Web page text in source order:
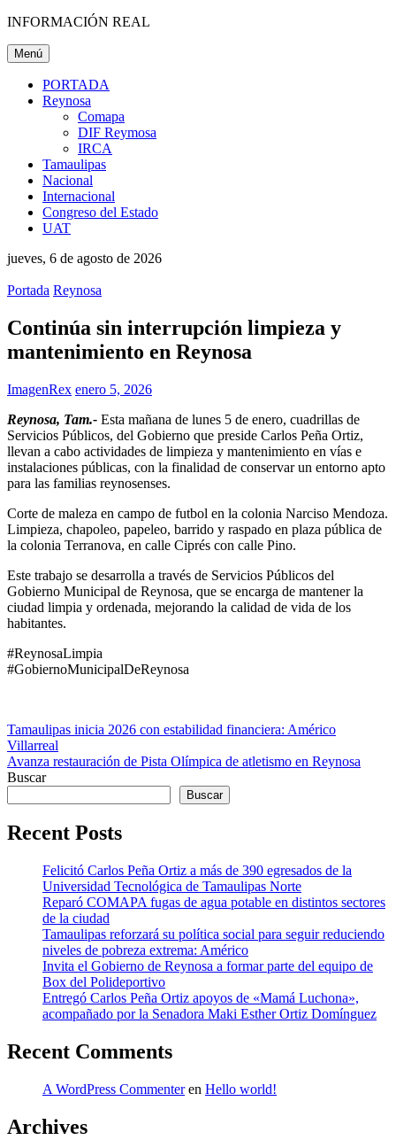
INFORMACIÓN REAL
Menú
PORTADA
Reynosa
Comapa
DIF Reymosa
IRCA
Tamaulipas
Nacional
Internacional
Congreso del Estado
UAT
jueves, 6 de agosto de 2026
Portada Reynosa
Continúa sin interrupción limpieza y
mantenimiento en Reynosa
ImagenRex enero 5, 2026
Reynosa, Tam.- Esta mañana de lunes 5 de enero, cuadrillas de
Servicios Públicos, del Gobierno que preside Carlos Peña Ortiz,
llevan a cabo actividades de limpieza y mantenimiento en vías e
instalaciones públicas, con la finalidad de conservar un entorno apto
para las familias reynosenses.
Corte de maleza en campo de futbol en la colonia Narciso Mendoza.
Limpieza, chapoleo, papeleo, barrido y raspado en plaza pública de
la colonia Terranova, en calle Ciprés con calle Pino.
Este trabajo se desarrolla a través de Servicios Públicos del
Gobierno Municipal de Reynosa, que se encarga de mantener la
ciudad limpia y ordenada, mejorando la calidad de vida de los
habitantes.
#ReynosaLimpia
#GobiernoMunicipalDeReynosa
Navegación
de
entradas
Tamaulipas inicia 2026 con estabilidad financiera: Américo
Villarreal
Avanza restauración de Pista Olímpica de atletismo en Reynosa
Buscar
Buscar
Recent Posts
Felicitó Carlos Peña Ortiz a más de 390 egresados de la
Universidad Tecnológica de Tamaulipas Norte
Reparó COMAPA fugas de agua potable en distintos sectores
de la ciudad
Tamaulipas reforzará su política social para seguir reduciendo
niveles de pobreza extrema: Américo
Invita el Gobierno de Reynosa a formar parte del equipo de
Box del Polideportivo
Entregó Carlos Peña Ortiz apoyos de «Mamá Luchona»,
acompañado por la Senadora Maki Esther Ortiz Domínguez
Recent Comments
A WordPress Commenteren Hello world!
Archives